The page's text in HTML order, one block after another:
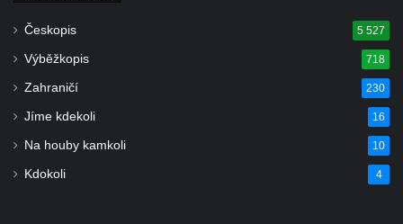
Českopis 5 527
Výběžkopis 718
Zahraničí 230
Jíme kdekoli 16
Na houby kamkoli 10
Kdokoli 4